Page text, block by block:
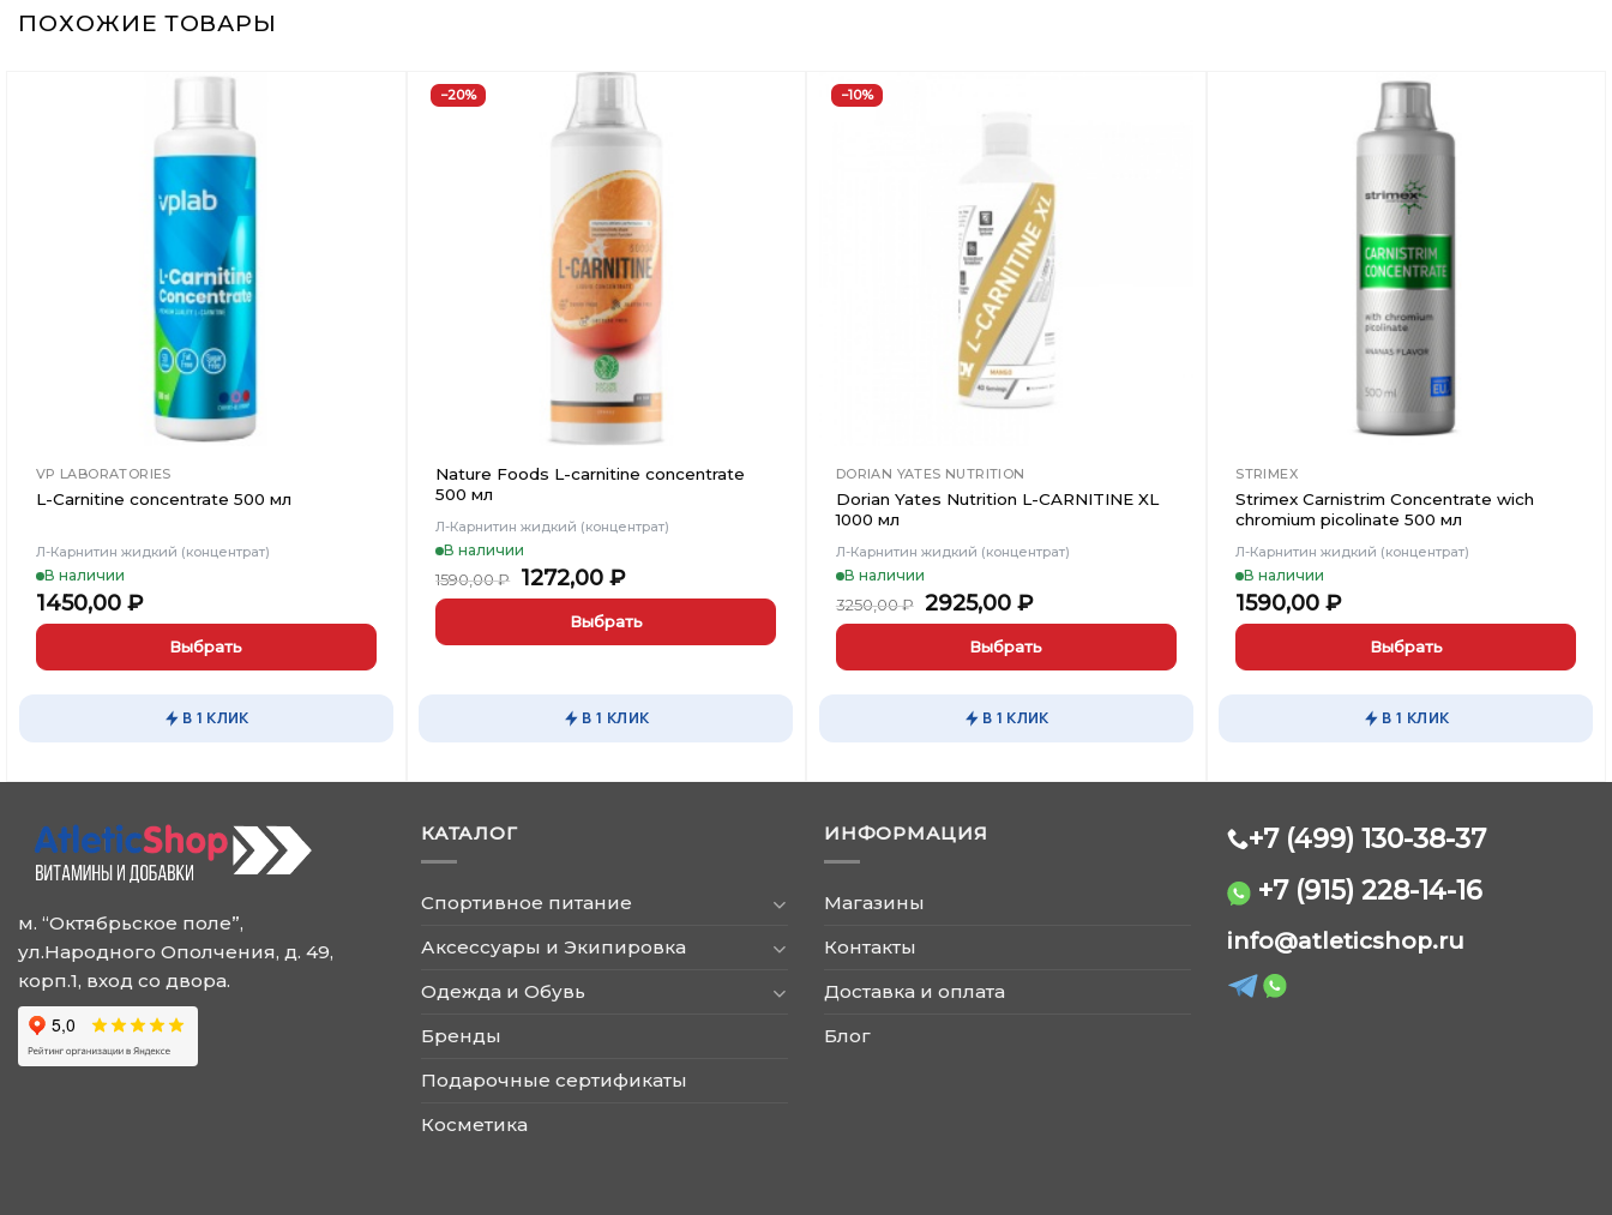
ПОХОЖИЕ ТОВАРЫ
VP LABORATORIES
L-Carnitine concentrate 500 мл
Л-Карнитин жидкий (концентрат)
В наличии
1450,00 ₽
Выбрать
вариаций.
можно
выбрать
на
товара.
В 1 КЛИК
−20%
Nature Foods L-carnitine concentrate
500 мл
Л-Карнитин жидкий (концентрат)
В наличии
1590,00₽
Первоначальная
цена
составляла
1590,00 ₽.
1272,00₽Текущая
цена:
1272,00 ₽.
Выбрать
Опции
выбрать
на
товара.
В 1 КЛИК
−10%
DORIAN YATES NUTRITION
Dorian Yates Nutrition L-CARNITINE XL
1000 мл
Л-Карнитин жидкий (концентрат)
В наличии
3250,00₽ Первоначальная
цена
составляла
3250,00 ₽.
2925,00 ₽Текущая
цена:
2925,00 ₽.
Выбрать
вариаций.
можно
выбрать
странице
В 1 КЛИК
STRIMEX
Strimex Carnistrim Concentrate wich
chromium picolinate 500 мл
Л-Карнитин жидкий (концентрат)
В наличии
1590,00₽
Выбрать
вариаций.
можно
выбрать
на
странице
товара.
В 1 КЛИК
м. “Октябрьское поле”,
ул.Народного Ополчения, д. 49,
корп.1, вход со двора.
КАТАЛОГ
Спортивное питание
Аксессуары и Экипировка
Одежда и Обувь
Бренды
Подарочные сертификаты
Косметика
ИНФОРМАЦИЯ
Магазины
Контакты
Доставка и оплата
Блог
+7 (499) 130-38-37
+7 (915) 228-14-16
info@atleticshop.ru
Обычно отвечаем быстро